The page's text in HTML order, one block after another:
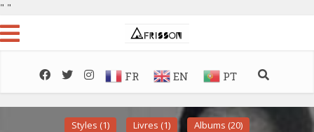
" "
FR EN PT
Styles (1) Livres (1) Albums (20)